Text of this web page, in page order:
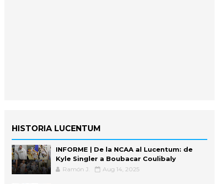
HISTORIA LUCENTUM
INFORME | De la NCAA al Lucentum: de
Kyle Singler a Boubacar Coulibaly
Ramón J. Aug 14, 2025